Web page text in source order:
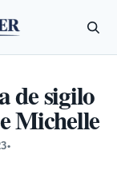
de sigilo
Michelle
•